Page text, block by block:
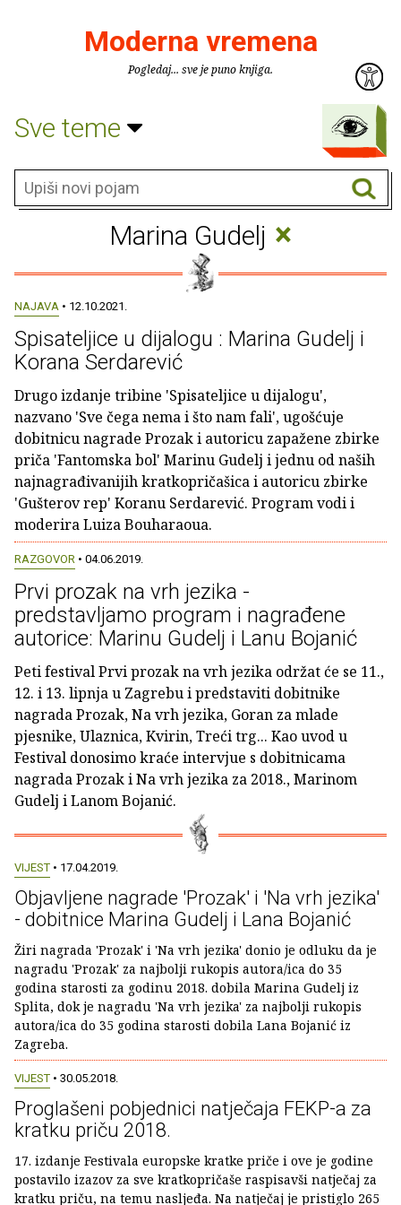
Moderna vremena
Pogledaj... sve je puno knjiga.
Sve teme
Marina Gudelj ×
NAJAVA • 12.10.2021.
Spisateljice u dijalogu : Marina Gudelj i
Korana Serdarević
Drugo izdanje tribine 'Spisateljice u dijalogu',
nazvano 'Sve čega nema i što nam fali', ugošćuje
dobitnicu nagrade Prozak i autoricu zapažene zbirke
priča 'Fantomska bol' Marinu Gudelj i jednu od naših
najnagrađivanijih kratkopričašica i autoricu zbirke
'Gušterov rep' Koranu Serdarević. Program vodi i
moderira Luiza Bouharaoua.
RAZGOVOR • 04.06.2019.
Prvi prozak na vrh jezika -
predstavljamo program i nagrađene
autorice: Marinu Gudelj i Lanu Bojanić
Peti festival Prvi prozak na vrh jezika održat će se 11.,
12. i 13. lipnja u Zagrebu i predstaviti dobitnike
nagrada Prozak, Na vrh jezika, Goran za mlade
pjesnike, Ulaznica, Kvirin, Treći trg... Kao uvod u
Festival donosimo kraće intervjue s dobitnicama
nagrada Prozak i Na vrh jezika za 2018., Marinom
Gudelj i Lanom Bojanić.
VIJEST • 17.04.2019.
Objavljene nagrade 'Prozak' i 'Na vrh jezika'
- dobitnice Marina Gudelj i Lana Bojanić
Žiri nagrada 'Prozak' i 'Na vrh jezika' donio je odluku da je
nagradu 'Prozak' za najbolji rukopis autora/ica do 35
godina starosti za godinu 2018. dobila Marina Gudelj iz
Splita, dok je nagradu 'Na vrh jezika' za najbolji rukopis
autora/ica do 35 godina starosti dobila Lana Bojanić iz
Zagreba.
VIJEST • 30.05.2018.
Proglašeni pobjednici natječaja FEKP-a za
kratku priču 2018.
17. izdanje Festivala europske kratke priče i ove je godine
postavilo izazov za sve kratkopričaše raspisavši natječaj za
kratku priču, na temu nasljeđa. Na natječaj je pristiglo 265